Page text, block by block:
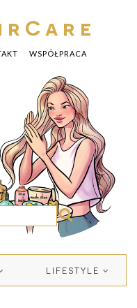
WSPÓŁPRACA
LIFESTYLE